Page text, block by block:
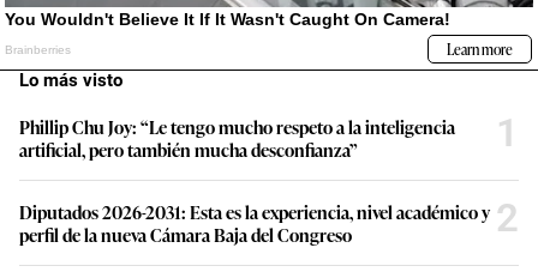
Lo más visto
Phillip Chu Joy: “Le tengo mucho respeto a la inteligencia
artificial, pero también mucha desconfianza”
1
Diputados 2026-2031: Esta es la experiencia, nivel académico y
perfil de la nueva Cámara Baja del Congreso
2